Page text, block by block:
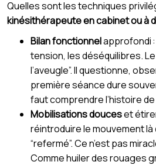
Quelles sont les techniques
kinésithérapeute en cabinet ou à
Bilan fonctionnelapprofondi
tension, les déséquilibres.
l’aveugle”. Il questionne,
première séance dure
faut comprendre l’histoire de
Mobilisations douceset
réintroduire le mouvement là
“refermé”. Ce n’est pas
Comme huiler des rouages